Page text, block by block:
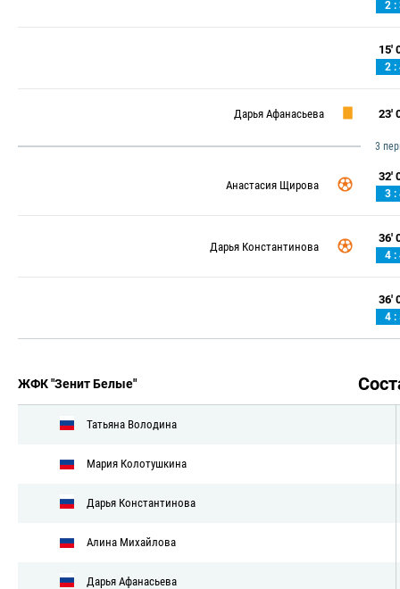
2 :
15'
2 :
Дарья Афанасьева 23'
3
Анастасия Щирова
32'
3 :
Дарья Константинова
36'
4 :
36'
4 :
ЖФК "Зенит Белые"
Татьяна Володина
Мария Колотушкина
Дарья Константинова
Алина Михайлова
Дарья Афанасьева